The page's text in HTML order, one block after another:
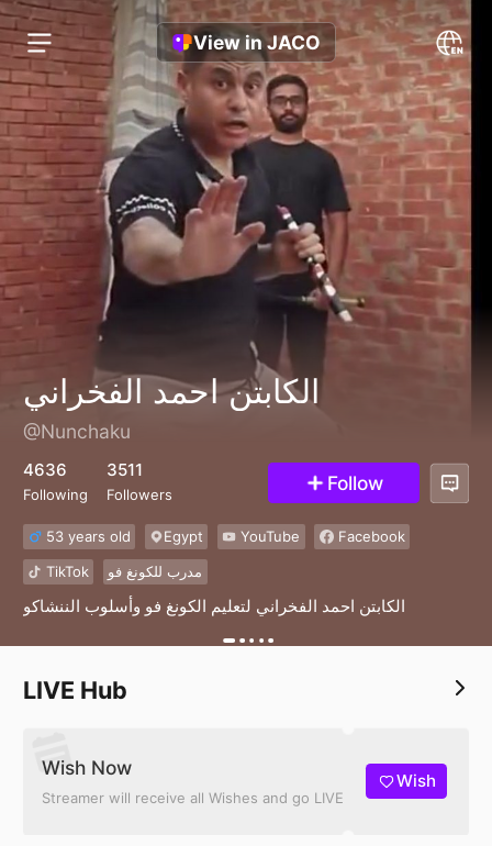
View in JACO
الكابتن احمد الفخراني
@Nunchaku
4636
Following
3511
Followers Follow
53 years old Egypt YouTube
Facebook
TikTok
مدرب للكونغ فو
الكابتن احمد الفخراني لتعليم الكونغ فو وأسلوب الننشاكو
LIVE Hub
Wish Now
Streamer will receive all Wishes and go LIVE
Wish